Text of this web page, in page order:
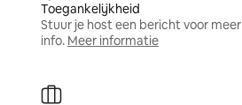
Toegankelijkheid
Stuur je host een bericht voor meer
info. Meer informatie